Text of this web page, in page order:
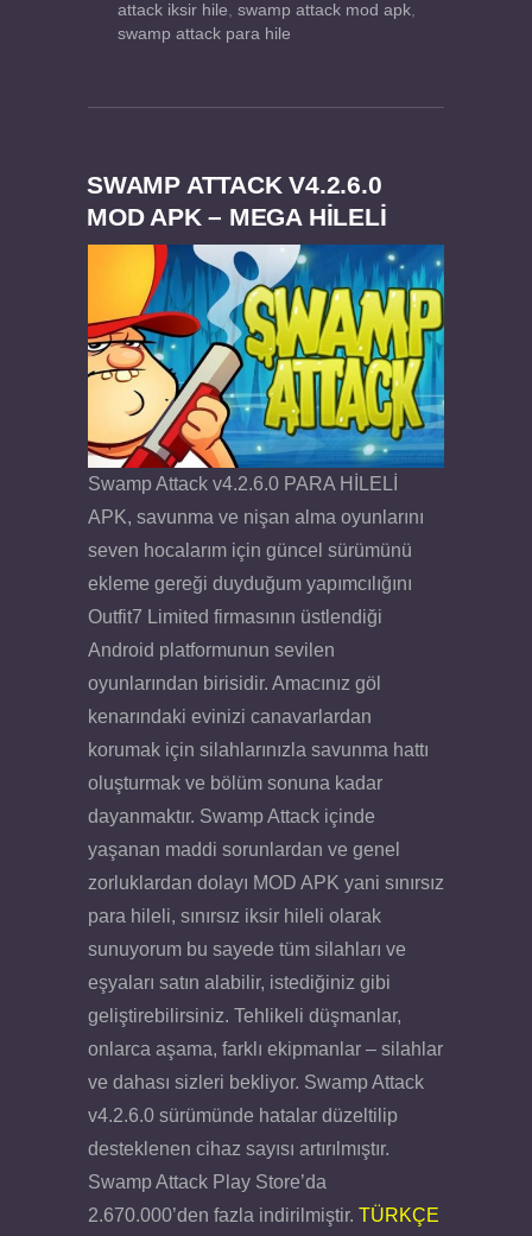
attack iksir hile, swamp attack mod apk,
swamp attack para hile
SWAMP ATTACK V4.2.6.0
MOD APK – MEGA HİLELİ
Swamp Attack v4.2.6.0 PARA HİLELİ
APK, savunma ve nişan alma oyunlarını
seven hocalarım için güncel sürümünü
ekleme gereği duyduğum yapımcılığını
Outfit7 Limited firmasının üstlendiği
Android platformunun sevilen
oyunlarından birisidir. Amacınız göl
kenarındaki evinizi canavarlardan
korumak için silahlarınızla savunma hattı
oluşturmak ve bölüm sonuna kadar
dayanmaktır. Swamp Attack içinde
yaşanan maddi sorunlardan ve genel
zorluklardan dolayı MOD APK yani sınırsız
para hileli, sınırsız iksir hileli olarak
sunuyorum bu sayede tüm silahları ve
eşyaları satın alabilir, istediğiniz gibi
geliştirebilirsiniz. Tehlikeli düşmanlar,
onlarca aşama, farklı ekipmanlar – silahlar
ve dahası sizleri bekliyor. Swamp Attack
v4.2.6.0 sürümünde hatalar düzeltilip
desteklenen cihaz sayısı artırılmıştır.
Swamp Attack Play Store’da
2.670.000’den fazla indirilmiştir. TÜRKÇE